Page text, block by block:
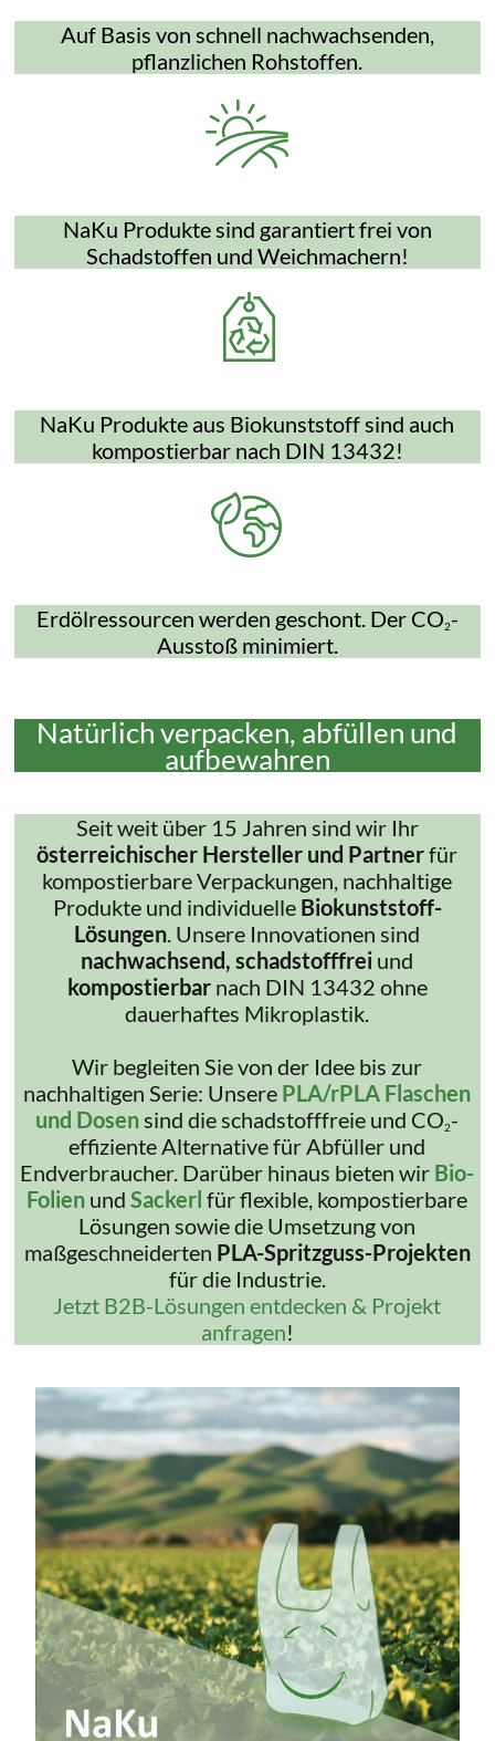
Auf Basis von schnell nachwachsenden,
pflanzlichen Rohstoffen.
NaKu Produkte sind garantiert frei von
Schadstoffen und Weichmachern!
NaKu Produkte aus Biokunststoff sind auch
kompostierbar nach DIN 13432!
Erdölressourcen werden geschont. Der CO2-
Ausstoß minimiert.
Natürlich verpacken, abfüllen und
aufbewahren
Seit weit über 15 Jahren sind wir Ihr
österreichischer Hersteller und Partnerfür
kompostierbare Verpackungen, nachhaltige
Produkte und individuelle Biokunststoff-
Lösungen. Unsere Innovationen sind
nachwachsend, schadstofffrei und
kompostierbar nach DIN 13432 ohne
dauerhaftes Mikroplastik.
Wir begleiten Sie von der Idee bis zur
nachhaltigen Serie: Unsere PLA/rPLA Flaschen
und Dosensind die schadstofffreie und CO2-
effiziente Alternative für Abfüller und
Endverbraucher. Darüber hinaus bieten wir Bio-
Folien undSackerl für flexible, kompostierbare
Lösungen sowie die Umsetzung von
maßgeschneiderten PLA-Spritzguss-Projekten
für die Industrie.
Jetzt B2B-Lösungen entdecken & Projekt
anfragen!